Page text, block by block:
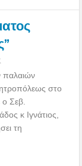
παλαιών
στο
Σεβ.
κ Ιγνάτιος,
τη